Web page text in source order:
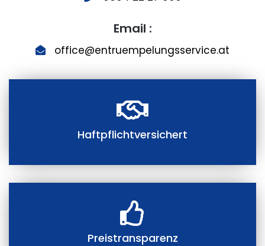
Email :
office@entruempelungsservice.at
Haftpflichtversichert
Preistransparenz